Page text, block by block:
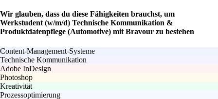
Wir glauben, dass du diese Fähigkeiten brauchst, um
Werkstudent (w/m/d) Technische Kommunikation &
Produktdatenpflege (Automotive) mit Bravour zu bestehen
Content-Management-Systeme
Technische Kommunikation
Adobe InDesign
Photoshop
Kreativität
Prozessoptimierung